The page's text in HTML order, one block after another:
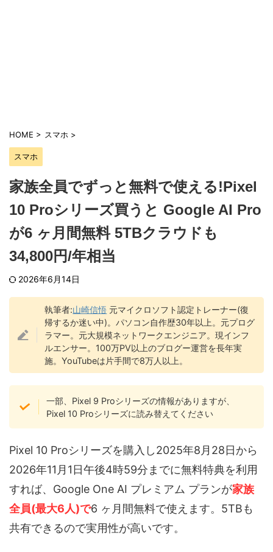
HOME > スマホ >
スマホ
家族全員でずっと無料で使える!Pixel
10 Proシリーズ買うと Google AI Pro
が6 ヶ月間無料 5TBクラウドも
34,800円/年相当
2026年6月14日
執筆者:山崎信悟 元マイクロソフト認定トレーナー(復
帰するか迷い中)。パソコン自作歴30年以上。元プログ
ラマー。元大規模ネットワークエンジニア。現インフ
ルエンサー。100万PV以上のブログー運営を長年実
施。YouTubeは片手間で8万人以上。
一部、Pixel 9 Proシリーズの情報がありますが、
Pixel 10 Proシリーズに読み替えてください
Pixel 10 Proシリーズを購入し2025年8月28日から
2026年11月1日午後4時59分までに無料特典を利用
すれば、Google One AI プレミアム プランが家族
全員(最大6人)で6 ヶ月間無料で使えます。5TBも
共有できるので実用性が高いです。